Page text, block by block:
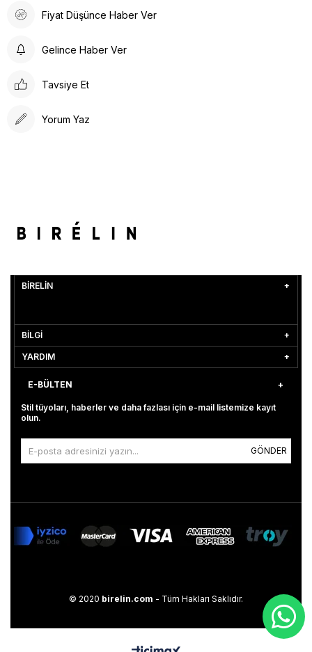
Fiyat Düşünce Haber Ver
Gelince Haber Ver
Tavsiye Et
Yorum Yaz
BİRELİN
BİLGİ
YARDIM
E-BÜLTEN
Stil tüyoları, haberler ve daha fazlası için e-mail listemize kayıt
olun.
GÖNDER
© 2020 birelin.com - Tüm Hakları Saklıdır.